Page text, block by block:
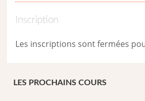
Inscription
Les inscriptions sont fermées
LES PROCHAINS COURS